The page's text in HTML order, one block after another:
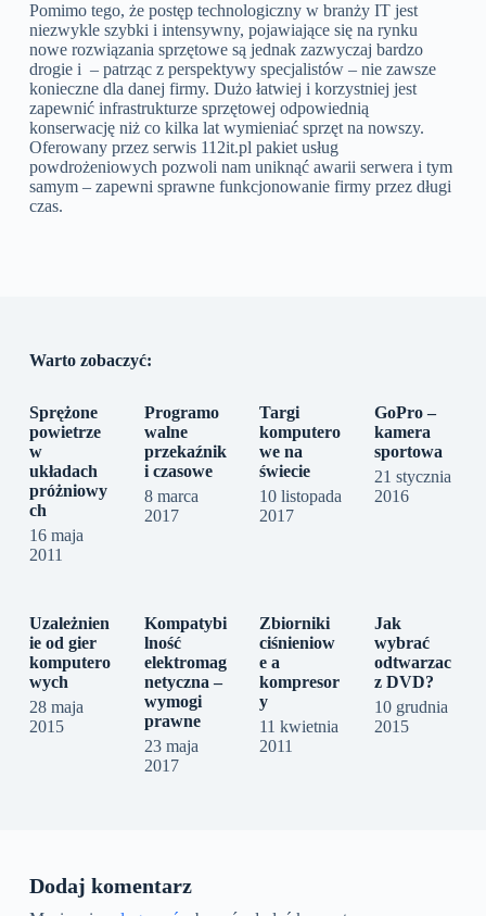
Pomimo tego, że postęp technologiczny w branży IT jest
niezwykle szybki i intensywny, pojawiające się na rynku
nowe rozwiązania sprzętowe są jednak zazwyczaj bardzo
drogie i – patrząc z perspektywy specjalistów – nie zawsze
konieczne dla danej firmy. Dużo łatwiej i korzystniej jest
zapewnić infrastrukturze sprzętowej odpowiednią
konserwację niż co kilka lat wymieniać sprzęt na nowszy.
Oferowany przez serwis 112it.pl pakiet usług
powdrożeniowych pozwoli nam uniknąć awarii serwera i tym
samym – zapewni sprawne funkcjonowanie firmy przez długi
czas.
Warto zobaczyć:
Sprężone
powietrze
w
układach
próżniowy
ch
16 maja
2011
Programo
walne
przekaźnik
i czasowe
8 marca
2017
Targi
komputero
we na
świecie
10 listopada
2017
GoPro –
kamera
sportowa
21 stycznia
2016
Uzależnien
ie od gier
komputero
wych
28 maja
2015
Kompatybi
lność
elektromag
netyczna –
wymogi
prawne
23 maja
2017
Zbiorniki
ciśnieniow
e a
kompresor
y
11 kwietnia
2011
Jak
wybrać
odtwarzac
z DVD?
10 grudnia
2015
Dodaj komentarz